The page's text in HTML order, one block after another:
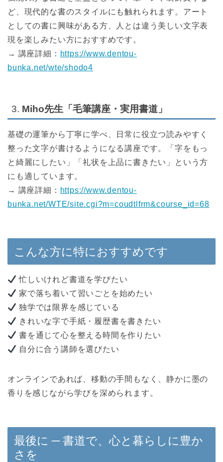
ど、現代的な書のスタイルにも触れられます。アート
としての書に興味がある方、人とは違う美しい文字表
現を楽しみたい方におすすめです。
→ 講座詳細： https://www.dentou-
bunka.net/wte/shodo4
3. Miho先生「毛筆講座・実用書道」
基礎の運筆から丁寧に学べ、日常に役立つ読みやすく
整った文字が書けるようになる講座です。「字をもっ
と綺麗にしたい」「礼状を上品に書きたい」という方
にも適しています。
→ 講座詳細： https://www.dentou-
bunka.net/WTE/site.cgi?m=coudtlfrm&course_id=68
こんな方に特におすすめです
忙しいけれど書道を学びたい
家で落ち着いて習いごとを始めたい
独学では限界を感じている
きれいな字で手紙・履歴書を書きたい
書を通じて心を整える時間を作りたい
自分に合う講師を選びたい
オンラインであれば、移動の手間もなく、静かに墨の
香りを感じながら学びを深められます。
最後に ─ 書道で、心と暮らしに豊か
さを